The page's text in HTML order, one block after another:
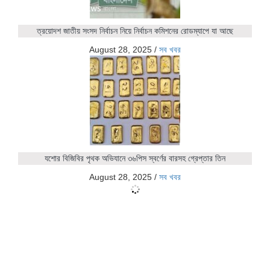
ত্রয়োদশ জাতীয় সংসদ নির্বাচন নিয়ে নির্বাচন কমিশনের রোডম্যাপে যা আছে
August 28, 2025 / সব খবর
যশোর বিজিবির পৃথক অভিযানে ৩৬পিস স্বর্ণের বারসহ গ্রেপ্তার তিন
August 28, 2025 / সব খবর